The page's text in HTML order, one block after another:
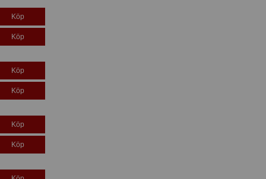
Köp
Köp
Köp
Köp
Köp
Köp